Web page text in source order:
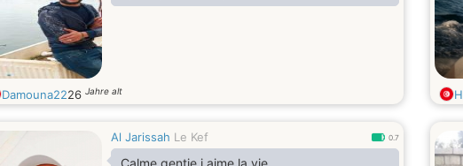
Damouna2226 Jahre alt
Al Jarissah Le Kef 0.7
Calme gentie j aime la vie